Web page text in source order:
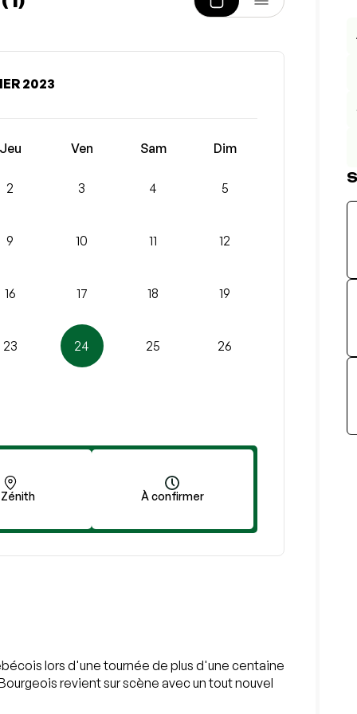
2023
Ven Sam Dim
2 3 4 5
9 10 11 12
16 17 18 19
23 24 25 26
À confirmer
lors d'une tournée de plus d'une centaine
revient sur scène avec un tout nouvel